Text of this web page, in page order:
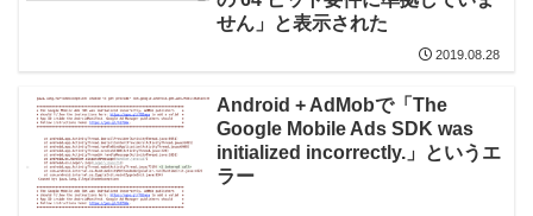
せん」と表示された
2019.08.28
Android + AdMobで「The
Google Mobile Ads SDK was
initialized incorrectly.」というエ
ラー